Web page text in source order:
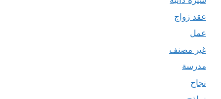
عقد زواج
عمل
غير مصنف
مدرسة
نجاح